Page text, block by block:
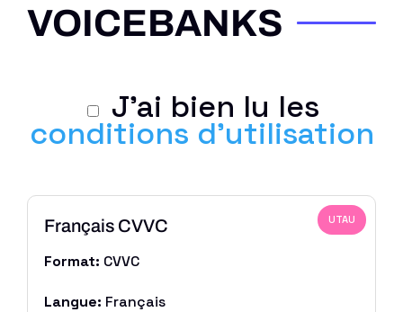
VOICEBANKS
J'ai bien lu les
conditions d'utilisation
UTAU
Français CVVC
Format: CVVC
Langue: Français